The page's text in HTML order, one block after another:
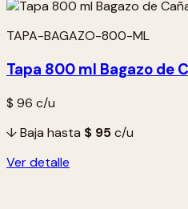
TAPA-BAGAZO-800-ML
Tapa 800 ml Bagazo de
$ 96 c/u
↓ Baja hasta $ 95c/u
Ver detalle